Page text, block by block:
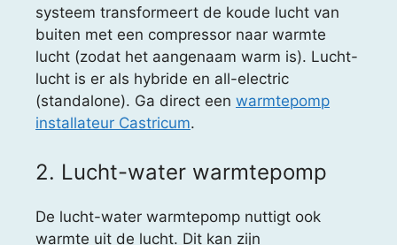
systeem transformeert de koude lucht van
buiten met een compressor naar warmte
lucht (zodat het aangenaam warm is). Lucht-
lucht is er als hybride en all-electric
(standalone). Ga direct een warmtepomp
installateur Castricum.
2. Lucht-water warmtepomp
De lucht-water warmtepomp nuttigt ook
warmte uit de lucht. Dit kan zijn